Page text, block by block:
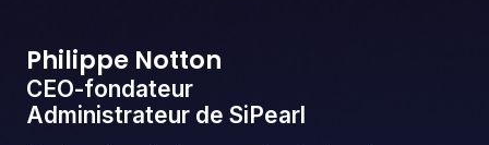
Philippe Notton
CEO-fondateur
Administrateur de SiPearl